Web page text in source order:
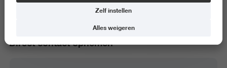
Direct contact opnemen
Zelf instellen
Alles weigeren